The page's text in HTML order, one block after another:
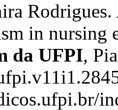
in nursing
da UFPI,